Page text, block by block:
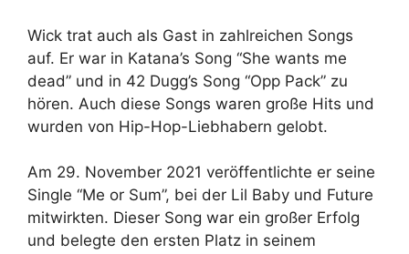
Wick trat auch als Gast in zahlreichen Songs
auf. Er war in Katana’s Song “She wants me
dead” und in 42 Dugg’s Song “Opp Pack” zu
hören. Auch diese Songs waren große Hits und
wurden von Hip-Hop-Liebhabern gelobt.
Am 29. November 2021 veröffentlichte er seine
Single “Me or Sum”, bei der Lil Baby und Future
mitwirkten. Dieser Song war ein großer Erfolg
und belegte den ersten Platz in seinem